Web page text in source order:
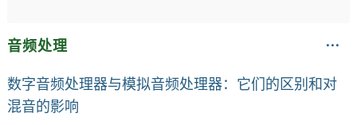
音频处理
数字音频处理器与模拟音频处理器：它们的区别和对
混音的影响